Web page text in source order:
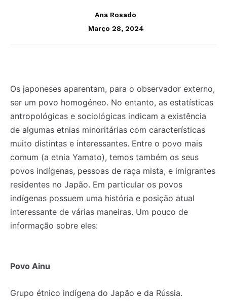
Ana Rosado
Março 28, 2024
Os japoneses aparentam, para o observador externo,
ser um povo homogéneo. No entanto, as estatísticas
antropológicas e sociológicas indicam a existência
de algumas etnias minoritárias com características
muito distintas e interessantes. Entre o povo mais
comum (a etnia Yamato), temos também os seus
povos indígenas, pessoas de raça mista, e imigrantes
residentes no Japão. Em particular os povos
indígenas possuem uma história e posição atual
interessante de várias maneiras. Um pouco de
informação sobre eles:
Povo Ainu
Grupo étnico indígena do Japão e da Rússia.